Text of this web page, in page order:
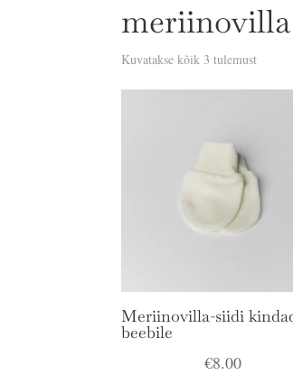
Kuvatakse kõik 3 tulemustSorditud
Meriinovilla-siidi
beebile
€8.00